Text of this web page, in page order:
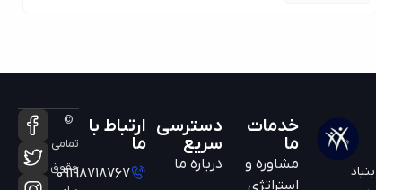
خدمات
مشاوره و
استراتژی
دسترسی
سریع
درباره ما
ارتباط با
09198718767
©
تمامی
حقوق